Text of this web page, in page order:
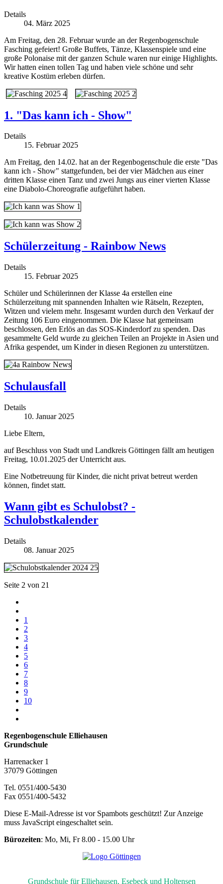
Details
04. März 2025
Am Freitag, den 28. Februar wurde an der Regenbogenschule
Fasching gefeiert! Große Buffets, Tänze, Klassenspiele und eine
große Polonaise mit der ganzen Schule waren nur einige Highlights.
Wir hatten einen tollen Tag und haben viele schöne und sehr
kreative Kostüm erleben dürfen.
1. "Das kann ich - Show"
Details
15. Februar 2025
Am Freitag, den 14.02. hat an der Regenbogenschule die erste "Das
kann ich - Show" stattgefunden, bei der vier Mädchen aus einer
dritten Klasse einen Tanz und zwei Jungs aus einer vierten Klasse
eine Diabolo-Choreografie aufgeführt haben.
Schülerzeitung - Rainbow News
Details
15. Februar 2025
Schüler und Schülerinnen der Klasse 4a erstellen eine
Schülerzeitung mit spannenden Inhalten wie Rätseln, Rezepten,
Witzen und vielem mehr. Insgesamt wurden durch den Verkauf der
Zeitung 106 Euro eingenommen. Die Klasse hat gemeinsam
beschlossen, den Erlös an das SOS-Kinderdorf zu spenden. Das
gesammelte Geld wurde zu gleichen Teilen an Projekte in Asien und
Afrika gespendet, um Kinder in diesen Regionen zu unterstützen.
Schulausfall
Details
10. Januar 2025
Liebe Eltern,
auf Beschluss von Stadt und Landkreis Göttingen fällt am heutigen
Freitag, 10.01.2025 der Unterricht aus.
Eine Notbetreuung für Kinder, die nicht privat betreut werden
können, findet statt.
Wann gibt es Schulobst? -
Schulobstkalender
Details
08. Januar 2025
Seite 2 von 21
1
2
3
4
5
6
7
8
9
10
Regenbogenschule Elliehausen
Grundschule
Harrenacker 1
37079 Göttingen
Tel. 0551/400-5430
Fax 0551/400-5432
Diese E-Mail-Adresse ist vor Spambots geschützt! Zur Anzeige
muss JavaScript eingeschaltet sein.
Bürozeiten: Mo, Mi, Fr 8.00 - 15.00 Uhr
Grundschule für Elliehausen, Esebeck und Holtensen